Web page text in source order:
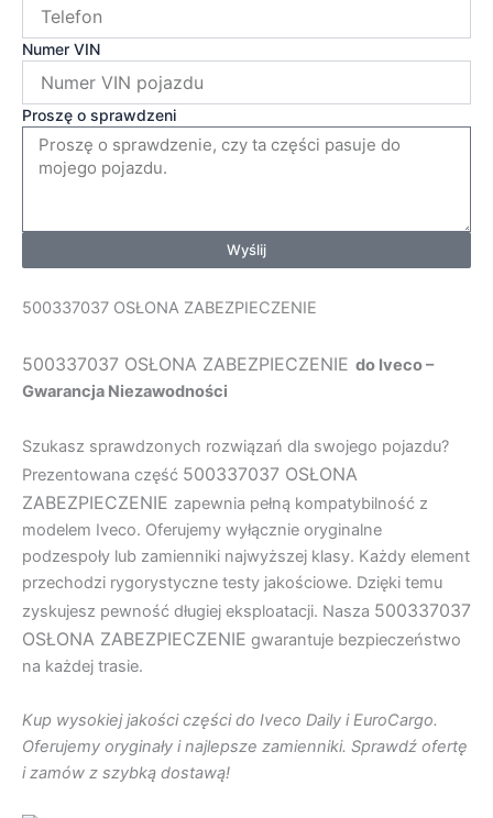
Numer VIN
Proszę o sprawdzeni
Wyślij
500337037 OSŁONA ZABEZPIECZENIE
500337037 OSŁONA ZABEZPIECZENIE do Iveco –
Gwarancja Niezawodności
Szukasz sprawdzonych rozwiązań dla swojego pojazdu?
Prezentowana część 500337037 OSŁONA
ZABEZPIECZENIE zapewnia pełną kompatybilność z
modelem Iveco. Oferujemy wyłącznie oryginalne
podzespoły lub zamienniki najwyższej klasy. Każdy element
przechodzi rygorystyczne testy jakościowe. Dzięki temu
zyskujesz pewność długiej eksploatacji. Nasza 500337037
OSŁONA ZABEZPIECZENIE gwarantuje bezpieczeństwo
na każdej trasie.
Kup wysokiej jakości części do Iveco Daily i EuroCargo.
Oferujemy oryginały i najlepsze zamienniki. Sprawdź ofertę
i zamów z szybką dostawą!